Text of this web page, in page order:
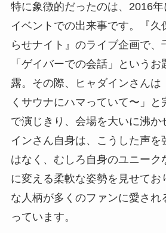
特に象徴的だったのは、2016
イベントでの出来事です。『久
らせナイト』のライブ企画で、
「ゲイバーでの会話」という
露。その際、ヒャダインさんは
くサウナにハマっていて〜」と
で演じきり、会場を大いに沸か
インさん自身は、こうした声を
はなく、むしろ自身のユニーク
に変える柔軟な姿勢を見せてお
な人柄が多くのファンに愛され
っています。